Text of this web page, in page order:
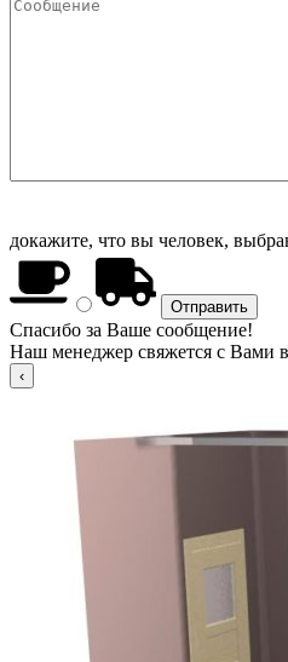
докажите, что вы человек,
Спасибо за Ваше сообщение!
Наш менеджер свяжется с Вами